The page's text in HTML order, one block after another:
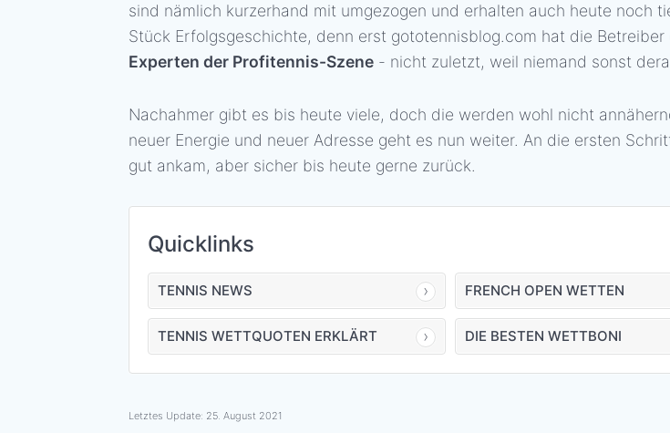
sind nämlich kurzerhand mit umgezogen und erhalten auch heute noch
Stück Erfolgsgeschichte, denn erst gototennisblog.com hat die
Experten der Profitennis-Szene - nicht zuletzt, weil niemand sonst
Nachahmer gibt es bis heute viele, doch die werden wohl nicht
neuer Energie und neuer Adresse geht es nun weiter. An die ersten
gut ankam, aber sicher bis heute gerne zurück.
Quicklinks
TENNIS NEWS FRENCH OPEN WETTEN
TENNIS WETTQUOTEN ERKLÄRT DIE BESTEN WETTBONI
Letztes Update: 25. August 2021